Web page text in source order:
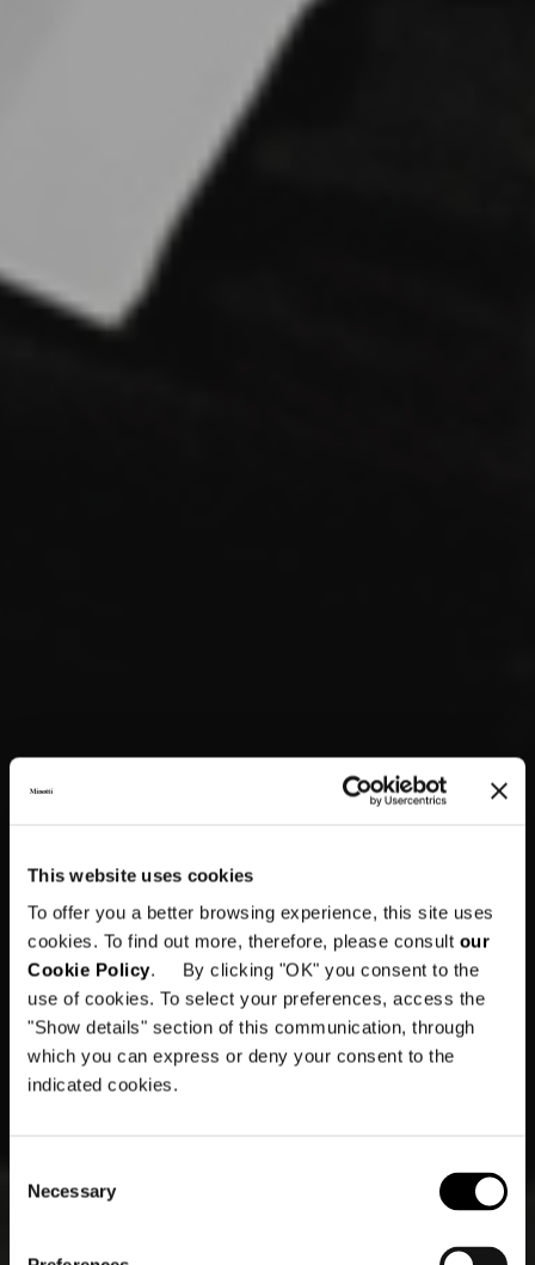
This website uses cookies
To offer you a better browsing experience, this site uses
cookies. To find out more, therefore, please consult our
Cookie Policy. By clicking "OK" you consent to the
use of cookies. To select your preferences, access the
"Show details" section of this communication, through
which you can express or deny your consent to the
indicated cookies.
Selection
Necessary